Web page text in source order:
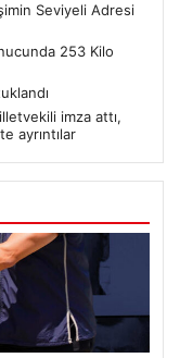
Seviyeli Adresi
253 Kilo
imza attı,
ayrıntılar